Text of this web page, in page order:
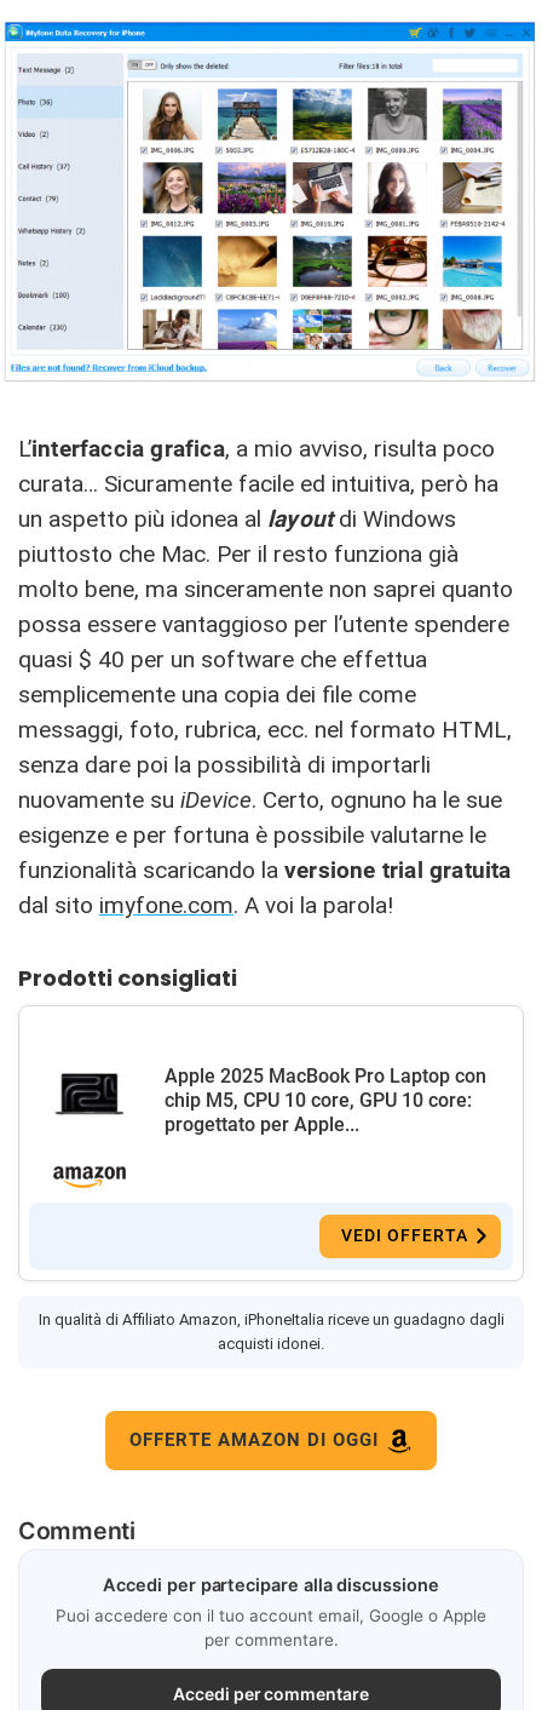
L’interfaccia grafica, a mio avviso, risulta poco
curata… Sicuramente facile ed intuitiva, però ha
un aspetto più idonea al layoutdi Windows
piuttosto che Mac. Per il resto funziona già
molto bene, ma sinceramente non saprei quanto
possa essere vantaggioso per l’utente spendere
quasi $ 40 per un software che effettua
semplicemente una copia dei file come
messaggi, foto, rubrica, ecc. nel formato HTML,
senza dare poi la possibilità di importarli
nuovamente su iDevice. Certo, ognuno ha le sue
esigenze e per fortuna è possibile valutarne le
funzionalità scaricando la versione trial gratuita
dal sito imyfone.com. A voi la parola!
Prodotti consigliati
Apple 2025 MacBook Pro Laptop con
chip M5, CPU 10 core, GPU 10 core:
progettato per Apple...
VEDI OFFERTA
In qualità di Affiliato Amazon, iPhoneItalia riceve un guadagno dagli
acquisti idonei.
OFFERTE AMAZON DI OGGI
Commenti
Accedi per partecipare alla discussione
Puoi accedere con il tuo account email, Google o Apple
per commentare.
Accedi per commentare